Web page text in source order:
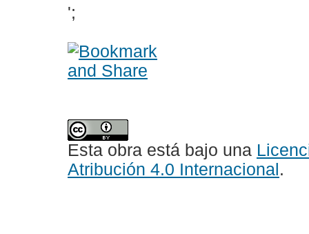
';
Esta obra está bajo una
Atribución 4.0 Internacional .